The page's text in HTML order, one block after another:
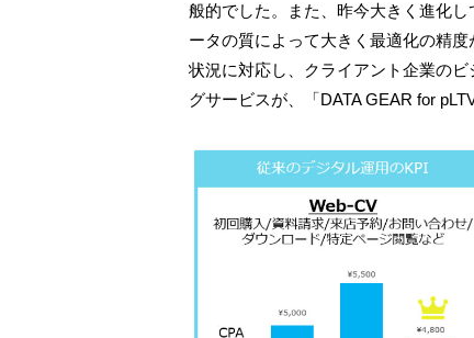
般的でした。また、昨今大きく進化
ータの質によって大きく最適化の精
状況に対応し、クライアント企業の
グサービスが、「DATA GEAR for